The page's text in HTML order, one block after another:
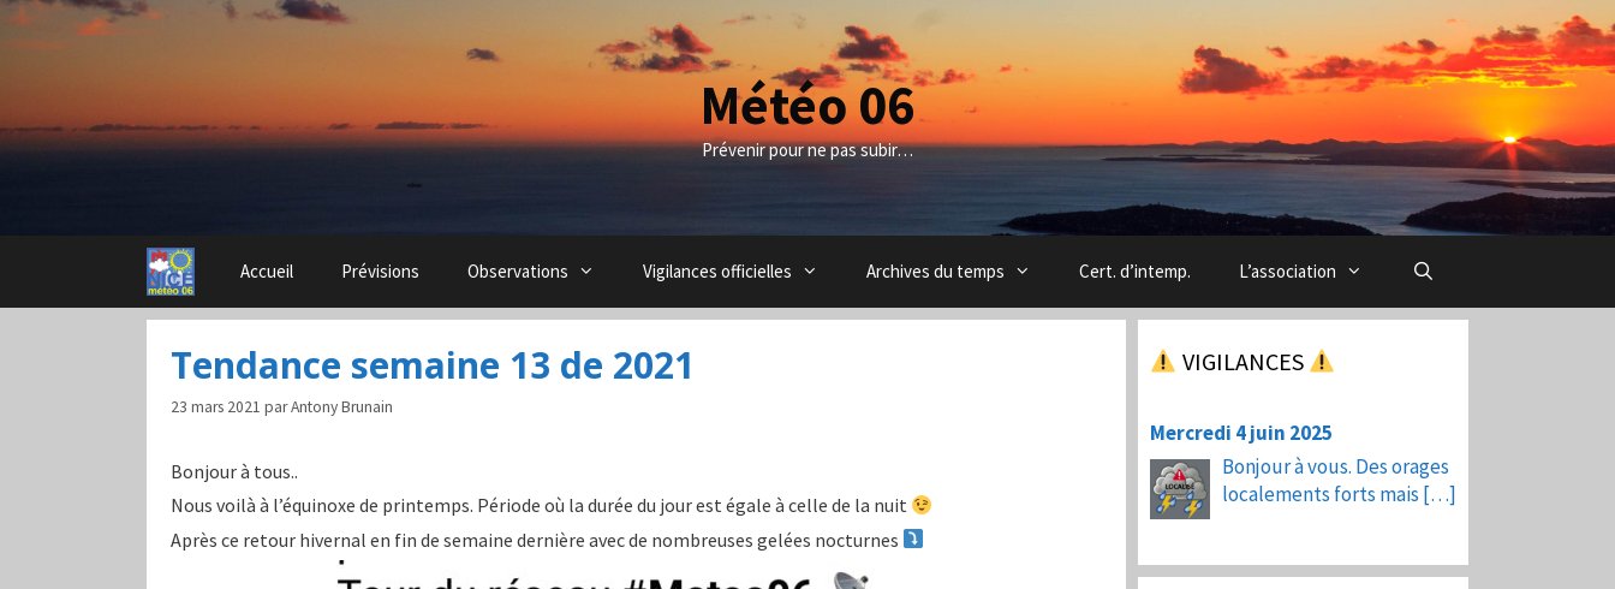
Aller
Météo 06
Prévenir pour ne pas subir…
Accueil Prévisions Observations Vigilances officielles Archives du temps Cert. d’intemp. L’association
Tendance semaine 13 de 2021
23 mars 2021 parAntony Brunain
Bonjour à tous..
Nous voilà à l’équinoxe de printemps. Période où la durée du jour est égale à celle de la nuit
Après ce retour hivernal en fin de semaine dernière avec de nombreuses gelées nocturnes
VIGILANCES
Mercredi 4 juin 2025
Bonjour à vous. Des orages
localements forts mais […]